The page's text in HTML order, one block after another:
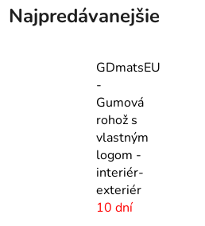
Najpredávanejšie
GDmatsEU
-
Gumová
rohož s
vlastným
logom -
interiér-
exteriér
10 dní